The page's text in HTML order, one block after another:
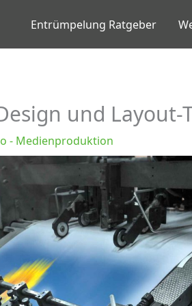
Entrümpelung Ratgeber
und Layout-
- Medienproduktion